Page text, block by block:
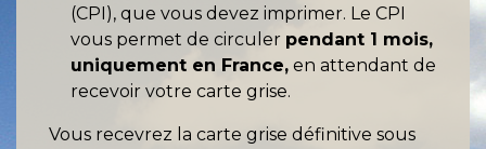
(CPI), que vous devez imprimer. Le CPI
vous permet de circuler pendant 1 mois,
uniquement en France, en attendant de
recevoir votre carte grise.
Vous recevrez la carte grise définitive sous